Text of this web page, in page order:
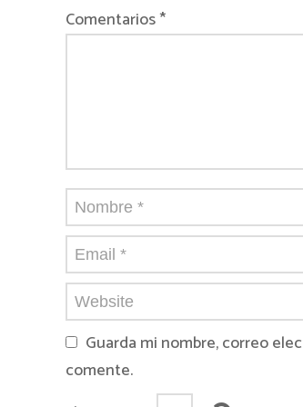
Comentarios *
Guarda mi nombre, correo
comente.